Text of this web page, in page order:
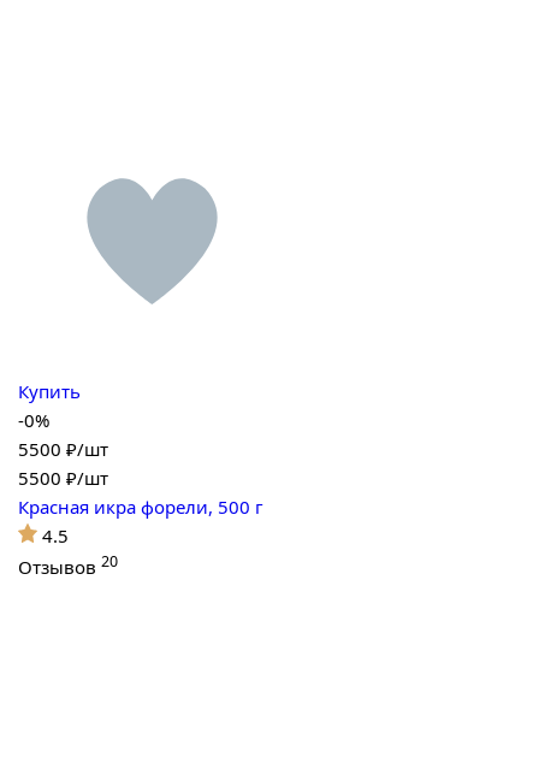
Купить
-0%
5500 ₽/шт
5500 ₽/шт
Красная икра форели, 500 г
4.5
Отзывов 20